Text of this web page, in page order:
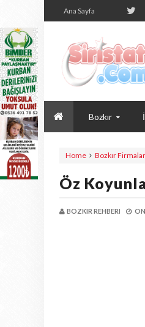
Ana Sayfa
Bozkır
Home Bozkır
Öz
BOZKIR REHBERI